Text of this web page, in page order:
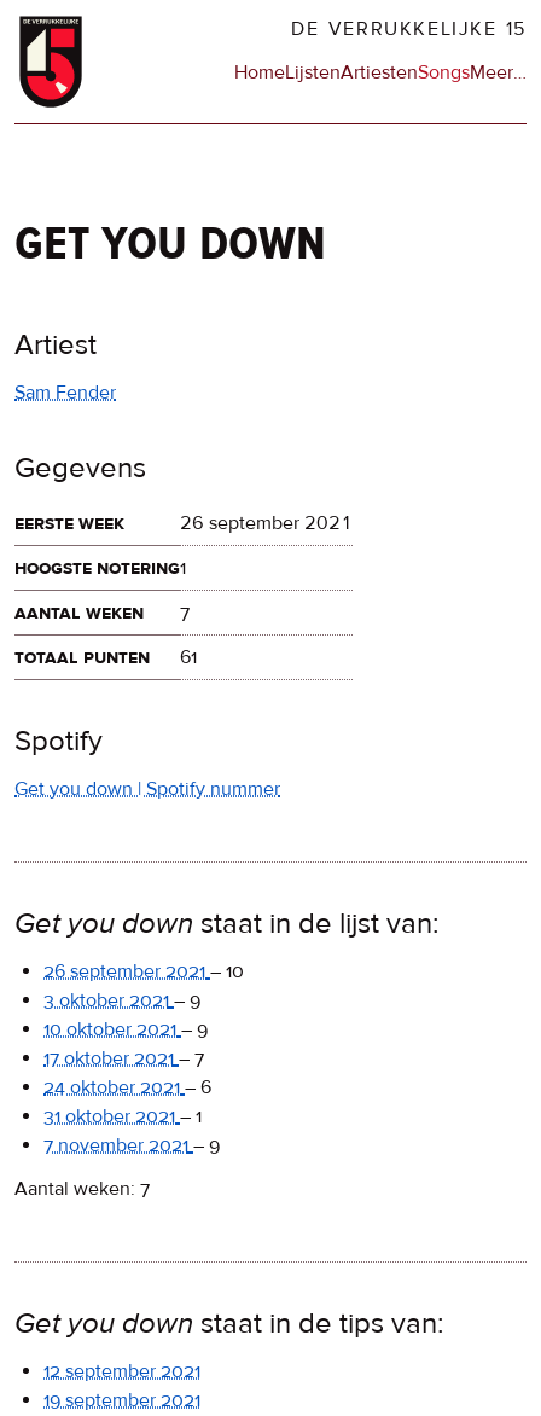
Overslaan
naar
DE VERRUKKELIJKE 15
Hoofdnavigatie
HomeLijstenArtiestenSongsMeerop
…
get you down
Artiest
Sam Fender
Gegevens
eerste week
26 september 2021
hoogste notering1
aantal weken
7
totaal punten
61
Spotify
Get you down | Spotify nummer
Get you down staat in de lijst van:
26 september 2021 – 10
3 oktober 2021 – 9
10 oktober 2021 – 9
17 oktober 2021 – 7
24 oktober 2021 – 6
31 oktober 2021 – 1
7 november 2021 – 9
Aantal weken: 7
Get you down staat in de tips van:
12 september 2021
19 september 2021